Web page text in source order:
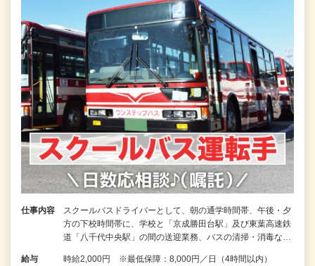
仕事内容
スクールバスドライバーとして、朝の通学時間帯、午後・夕
方の下校時間帯に、学校と「京成勝田台駅」及び東葉高速鉄
道「八千代中央駅」の間の送迎業務、バスの清掃・消毒な…
給与 時給2,000円 ※最低保障：8,000円／日（4時間以内）